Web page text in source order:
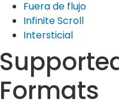
Fuera de flujo
Infinite Scroll
Intersticial
Formats